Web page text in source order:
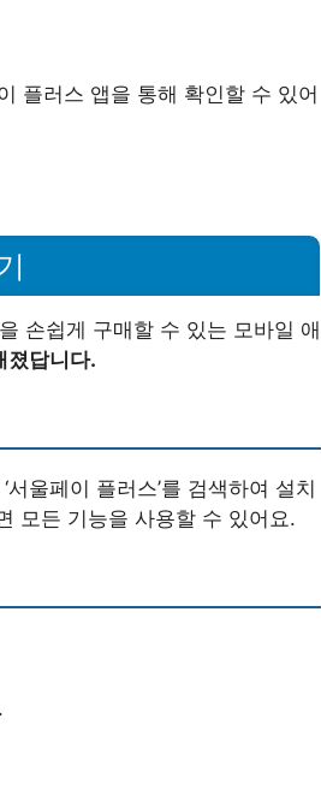
플러스 앱을 통해 확인할 수 있어
손쉽게 구매할 수 있는 모바일 애
졌답니다.
울페이 플러스’를 검색하여 설치
모든 기능을 사용할 수 있어요.